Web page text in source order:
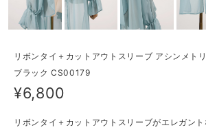
リボンタイ＋カットアウトスリーブ アシンメト
ブラック CS00179
¥6,800
リボンタイ＋カットアウトスリーブがエレガン